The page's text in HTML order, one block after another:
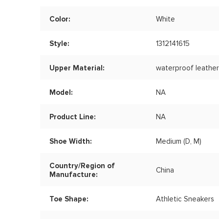
Color: White
Style: 1312141615
Upper Material: waterproof leather
Model: NA
Product Line: NA
Shoe Width: Medium (D, M)
Country/Region of
Manufacture:
China
Toe Shape: Athletic Sneakers